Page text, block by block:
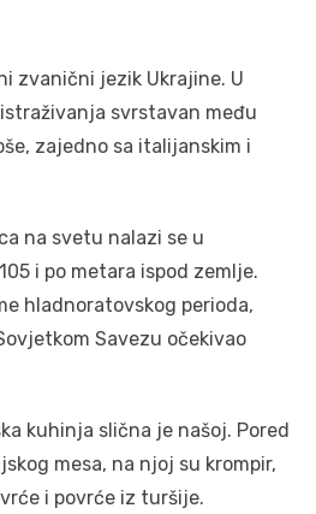
zvanični jezik Ukrajine. U
svrstavan među
zajedno sa italijanskim i
na svetu nalazi se u
i po metara ispod zemlje.
hladnoratovskog perioda,
Savezu očekivao
kuhinja slična je našoj. Pored
mesa, na njoj su krompir,
i povrće iz turšije.